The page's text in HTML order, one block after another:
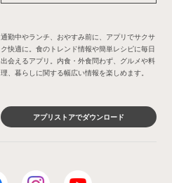
通勤中やランチ、おやすみ前に、アプリでサクサ
ク快適に。食のトレンド情報や簡単レシピに毎日
出会えるアプリ。内食・外食問わず、グルメや料
理、暮らしに関する幅広い情報を楽しめます。
アプリストアでダウンロード